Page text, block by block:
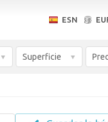
ESN
Superficie